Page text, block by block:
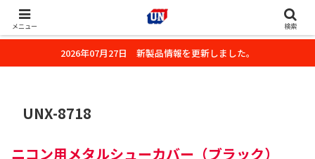
株式会社ユーエヌのオフィシャルホームページです。デジタルカメラ・カメ
ラ・水中撮影用の撮影アクセサリーのご紹介をいたします。
2026年07月27日 新製品情報を更新しました。
UNX-8718
ニコン用メタルシューカバー（ブラック）
メニュー 検索